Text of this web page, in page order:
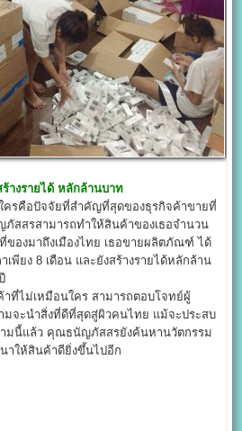
ร้างรายได้ หลักล้านบาท
รคือปัจจัยที่สำคัญที่สุดของธุรกิจค้าขายที่
สสรสามารถทำให้สินค้าของเธอจำนวน
ของมาถึงเมืองไทย เธอขายผลิตภัณฑ์ ได้
พียง 8 เดือน และยังสร้างรายได้หลักล้าน
ที่ไม่เหมือนใคร สามารถตอบโจทย์ผู้
มจะนำสิ่งที่ดีที่สุดสู่ผิวคนไทย แม้จะประสบ
ามนี้แล้ว คุณธนัญภัสสรยังค้นหานวัตกรรม
าให้สินค้าดียิ่งขึ้นไปอีก